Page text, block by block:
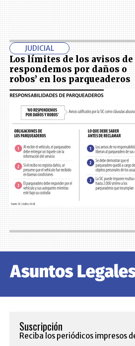
JUDICIAL
Los límites de los avisos de
respondemos por daños o
robos’ en los parqueaderos
Suscripción
Reciba los periódicos impresos